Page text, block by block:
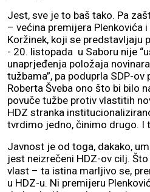
Jest, sve je to baš tako. Pa
– većina premijera Plenkovića
Koržinek, koji se predstavljaju
- 20. listopada u Saboru nije
unaprjeđenja položaja
tužbama”, pa poduprla SDP-
Roberta Šveba ono što bi bilo
povuče tužbe protiv vlastitih
HDZ stranka
tvrdimo jedno, činimo drugo. I
Javnost je od toga, dakako,
jest neizrečeni HDZ-ov cilj.
vlast – ta istina marljivo se,
u HDZ-u. Ni premijeru